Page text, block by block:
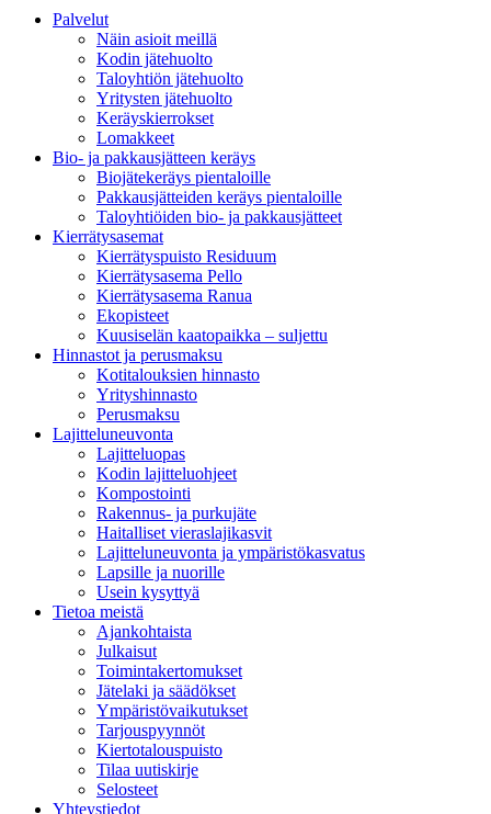
Palvelut
Näin asioit meillä
Kodin jätehuolto
Taloyhtiön jätehuolto
Yritysten jätehuolto
Keräyskierrokset
Lomakkeet
Bio- ja pakkausjätteen keräys
Biojätekeräys pientaloille
Pakkausjätteiden keräys pientaloille
Taloyhtiöiden bio- ja pakkausjätteet
Kierrätysasemat
Kierrätyspuisto Residuum
Kierrätysasema Pello
Kierrätysasema Ranua
Ekopisteet
Kuusiselän kaatopaikka – suljettu
Hinnastot ja perusmaksu
Kotitalouksien hinnasto
Yrityshinnasto
Perusmaksu
Lajitteluneuvonta
Lajitteluopas
Kodin lajitteluohjeet
Kompostointi
Rakennus- ja purkujäte
Haitalliset vieraslajikasvit
Lajitteluneuvonta ja ympäristökasvatus
Lapsille ja nuorille
Usein kysyttyä
Tietoa meistä
Ajankohtaista
Julkaisut
Toimintakertomukset
Jätelaki ja säädökset
Ympäristövaikutukset
Tarjouspyynnöt
Kiertotalouspuisto
Tilaa uutiskirje
Selosteet
Yhteystiedot